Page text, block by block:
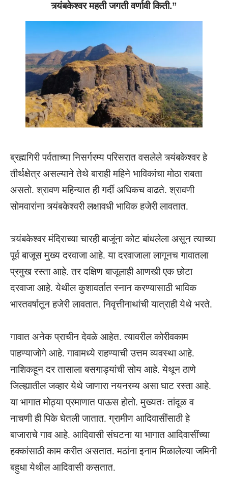
त्र्यंबकेश्वर महती जगती वर्णावी किती.”
ब्रह्मगिरी पर्वताच्या निसर्गरम्य परिसरात वसलेले त्र्यंबकेश्वर हे
तीर्थक्षेत्र असल्याने तेथे बाराही महिने भाविकांचा मोठा राबता
असतो. श्रावण महिन्यात ही गर्दी अधिकच वाढते. श्रावणी
सोमवारांना त्र्यंबकेश्वरी लक्षावधी भाविक हजेरी लावतात.
त्र्यंबकेश्वर मंदिराच्या चारही बाजूंना कोट बांधलेला असून त्याच्या
पूर्व बाजूस मुख्य दरवाजा आहे. या दरवाजाला लागूनच गावातला
प्रमुख रस्ता आहे. तर दक्षिण बाजूलाही आणखी एक छोटा
दरवाजा आहे. येथील कुशावर्तात स्नान करण्यासाठी भाविक
भारतवर्षातून हजेरी लावतात. निवृत्तीनाथांची यात्राही येथे भरते.
गावात अनेक प्राचीन देवळे आहेत. त्यावरील कोरीवकाम
पाहण्याजोगे आहे. गावामध्ये राहण्याची उत्तम व्यवस्था आहे.
नाशिकहून दर तासाला बसगाड्यांची सोय आहे. येथून ठाणे
जिल्ह्यातील जव्हार येथे जाणारा नयनरम्य असा घाट रस्ता आहे.
या भागात मोठ्या प्रमाणात पाऊस होतो. मुख्यतः तांदूळ व
नाचणी ही पिके घेतली जातात. ग्रामीण आदिवासींसाठी हे
बाजाराचे गाव आहे. आदिवासी संघटना या भागात आदिवासींच्या
हक्कांसाठी काम करीत असतात. मठांना इनाम मिळालेल्या जमिनी
बहुधा येथील आदिवासी कसतात.